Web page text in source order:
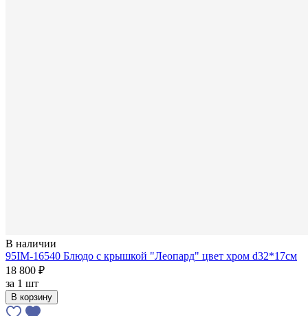
В наличии
95IM-16540 Блюдо с крышкой "Леопард" цвет хром d32*17см
18 800 ₽
за 1 шт
В корзину